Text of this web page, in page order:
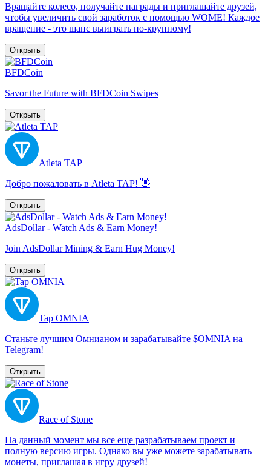
Вращайте колесо, получайте награды и приглашайте друзей,
чтобы увеличить свой заработок с помощью WOME! Каждое
вращение - это шанс выиграть по-крупному!
Открыть
BFDCoin
Savor the Future with BFDCoin Swipes
Открыть
Atleta TAP
Добро пожаловать в Atleta TAP! 👋
Открыть
AdsDollar - Watch Ads & Earn Money!
Join AdsDollar Mining & Earn Hug Money!
Открыть
Tap OMNIA
Станьте лучшим Омнианом и зарабатывайте $OMNIA на
Telegram!
Открыть
Race of Stone
На данный момент мы все еще разрабатываем проект и
полную версию игры. Однако вы уже можете зарабатывать
монеты, приглашая в игру друзей!